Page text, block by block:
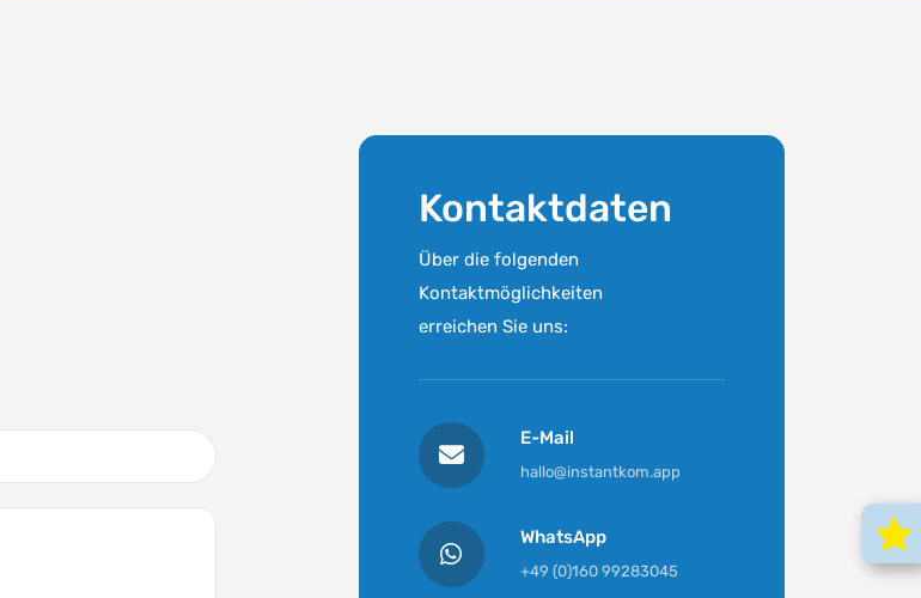
Kontaktdaten
Über die folgenden
Kontaktmöglichkeiten
erreichen Sie uns:
E-Mail
hallo@instantkom.app
WhatsApp
+49 (0)160 99283045